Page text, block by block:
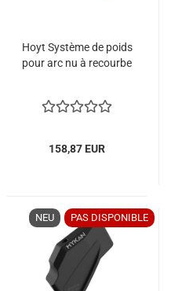
Hoyt Système de poids
pour arc nu à recourbe
158,87 EUR
NEU PAS DISPONIBLE